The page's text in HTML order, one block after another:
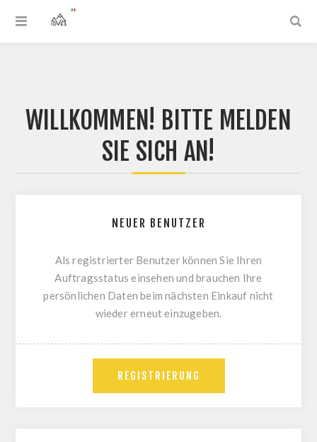
WILLKOMMEN! BITTE MELDEN
SIE SICH AN!
NEUER BENUTZER
Als registrierter Benutzer können Sie Ihren
Auftragsstatus einsehen und brauchen Ihre
persönlichen Daten beim nächsten Einkauf nicht
wieder erneut einzugeben.